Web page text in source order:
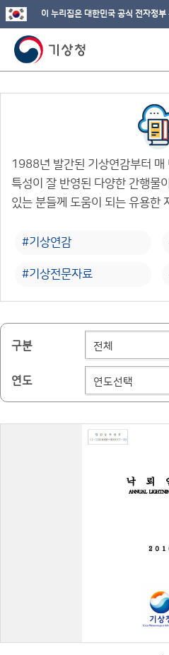
이 누리집은 대한민국 공식 전자정부
1988년 발간된 기상연감부터 매
특성이 잘 반영된 다양한 간행물
있는 분들께 도움이 되는 유용한
#기상연감
#기상전문자료
구분
연도